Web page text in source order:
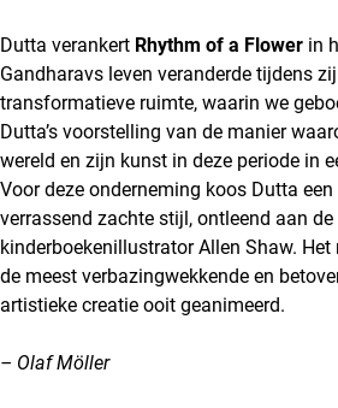
Dutta verankert Rhythm of a Flower in
Gandharavs leven veranderde tijdens
transformatieve ruimte, waarin we
Dutta’s voorstelling van de manier
wereld en zijn kunst in deze periode in
Voor deze onderneming koos Dutta
verrassend zachte stijl, ontleend aan
kinderboekenillustrator Allen Shaw. Het
de meest verbazingwekkende en
artistieke creatie ooit geanimeerd.
– Olaf Möller